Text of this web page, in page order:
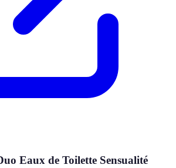
Eaux de Toilette Sensualité